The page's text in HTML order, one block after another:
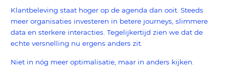
Klantbeleving staat hoger op de agenda dan ooit. Steeds
meer organisaties investeren in betere journeys, slimmere
data en sterkere interacties. Tegelijkertijd zien we dat de
echte versnelling nu ergens anders zit.
Niet in nóg meer optimalisatie, maar in anders kijken.